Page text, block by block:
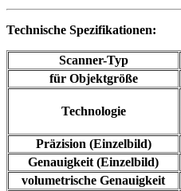
Technische Spezifikationen:
Scanner-Typ
für Objektgröße
Technologie
Präzision (Einzelbild)
Genauigkeit (Einzelbild)
volumetrische Genauigkeit